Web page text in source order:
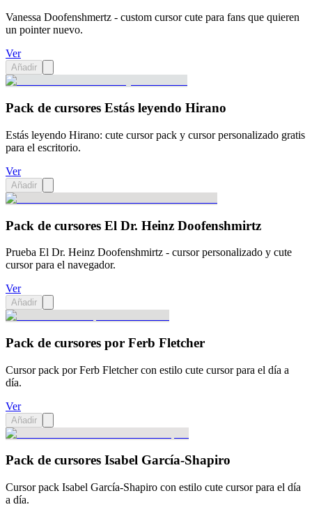
Vanessa Doofenshmertz - custom cursor cute para fans que quieren
un pointer nuevo.
Ver
Añadir
Pack de cursores Estás leyendo Hirano
Estás leyendo Hirano: cute cursor pack y cursor personalizado gratis
para el escritorio.
Ver
Añadir
Pack de cursores El Dr. Heinz Doofenshmirtz
Prueba El Dr. Heinz Doofenshmirtz - cursor personalizado y cute
cursor para el navegador.
Ver
Añadir
Pack de cursores por Ferb Fletcher
Cursor pack por Ferb Fletcher con estilo cute cursor para el día a
día.
Ver
Añadir
Pack de cursores Isabel García-Shapiro
Cursor pack Isabel García-Shapiro con estilo cute cursor para el día
a día.